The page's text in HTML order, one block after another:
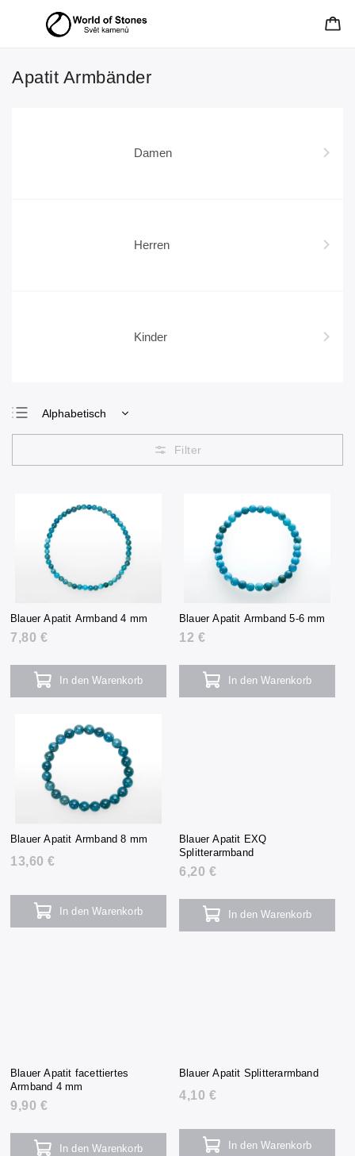
Apatit Armbänder
Damen
Herren
Kinder
Alphabetisch
Günstigste
Teuerste
Blauer Apatit Armband 4 mm
7,80 €
In den Warenkorb
Blauer Apatit Armband 5-6 mm
12 €
In den Warenkorb
Blauer Apatit Armband 8 mm
13,60 €
In den Warenkorb
Blauer Apatit EXQ
Splitterarmband
6,20 €
In den Warenkorb
Blauer Apatit facettiertes
Armband 4 mm
9,90 €
In den Warenkorb
Blauer Apatit Splitterarmband
4,10 €
In den Warenkorb